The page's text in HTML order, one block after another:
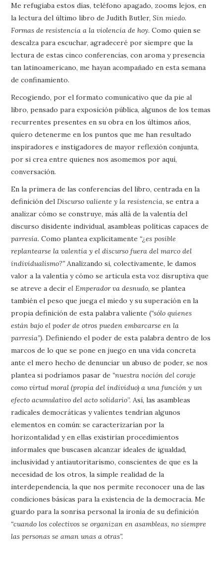
Me refugiaba estos días, teléfono apagado, zooms lejos, en
la lectura del último libro de Judith Butler,Sin miedo.
Formas de resistencia a la violencia de hoy. Como quien se
descalza para escuchar, agradeceré por siempre que la
lectura de estas cinco conferencias, con aroma y presencia
tan latinoamericano, me hayan acompañado en esta semana
de confinamiento.
Recogiendo, por el formato comunicativo que da pie al
libro, pensado para exposición pública, algunos de los temas
recurrentes presentes en su obra en los últimos años,
quiero detenerme en los puntos que me han resultado
inspiradores e instigadores de mayor reflexión conjunta,
por si crea entre quienes nos asomemos por aquí,
conversación.
En la primera de las conferencias del libro, centrada en la
definición del Discurso valiente y la resistencia, se entra a
analizar cómo se construye, más allá de la valentía del
discurso disidente individual, asambleas políticas capaces de
parresía. Como plantea explícitamente “¿es posible
replantearse la valentía y el discurso fuera del marco del
individualismo?” Analizando si, colectivamente, le damos
valor a la valentía y cómo se articula esta voz disruptiva que
se atreve a decirel Emperador va desnudo, se plantea
también el peso que juega el miedo y su superación en la
propia definición de esta palabra valiente (“sólo quienes
están bajo el poder de otros pueden embarcarse en la
parresía”). Definiendo el poder de esta palabra dentro de los
marcos de lo que se pone en juego en una vida concreta
ante el mero hecho de denunciar un abuso de poder, se nos
plantea si podríamos pasar de “nuestra noción del coraje
como virtud moral (propia del individuo) a una función y un
efecto acumulativo del acto solidario”. Así, las asambleas
radicales democráticas y valientes tendrían algunos
elementos en común: se caracterizarían por la
horizontalidad y en ellas existirían procedimientos
informales que buscasen alcanzar ideales de igualdad,
inclusividad y antiautoritarismo, conscientes de que es la
necesidad de los otros, la simple realidad de la
interdependencia, la que nos permite reconocer una de las
condiciones básicas para la existencia de la democracia. Me
guardo para la sonrisa personal la ironía de su definición
“cuando los colectivos se organizan en asambleas, no siempre
las personas se aman unas a otras”.